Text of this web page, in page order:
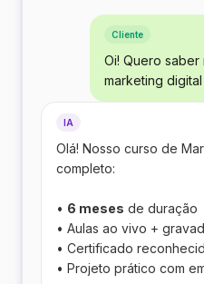
Cliente
Oi! Quero
marketing digital
IA
Olá! Nosso curso de
completo:
• 6 meses de duração
• Aulas ao vivo +
• Certificado
• Projeto prático com